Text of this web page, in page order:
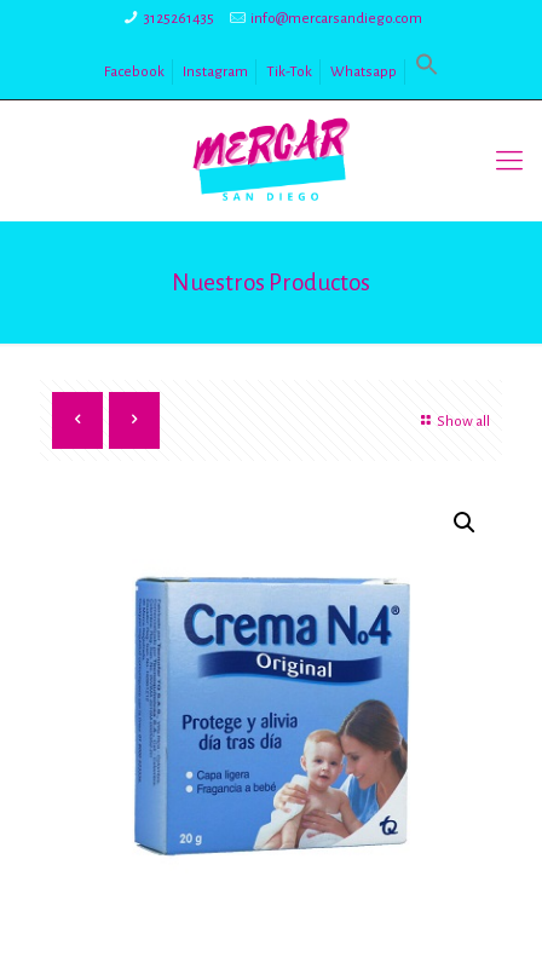
3125261435 info@mercarsandiego.com
Facebook Instagram Tik-Tok Whatsapp
Nuestros Productos
Show all